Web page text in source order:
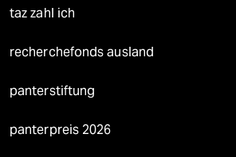
taz zahl ich
recherchefonds ausland
panterstiftung
panterpreis 2026